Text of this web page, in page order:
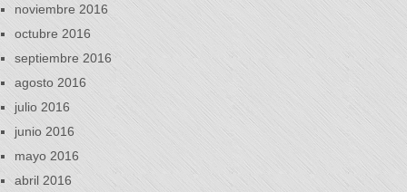
noviembre 2016
octubre 2016
septiembre 2016
agosto 2016
julio 2016
junio 2016
mayo 2016
abril 2016